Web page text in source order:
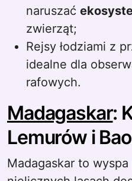
naruszać
zwierząt;
Rejsy łodziami z
idealne dla
rafowych.
Madagaskar:
Lemurów i
Madagaskar to